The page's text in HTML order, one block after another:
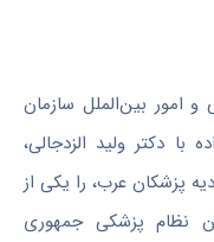
امور بین‌الملل سازمان
با دکتر ولید الزدجالی،
پزشکان عرب، را یکی از
نظام پزشکی جمهوری